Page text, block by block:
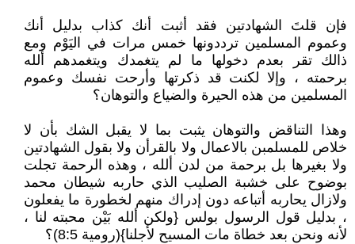
فإن قلتَ الشهادتين فقد أثبت أنك كذاب بدليل أنك
وعموم المسلمين ترددونها خمس مرات في اليَوْم ومع
ذالك تقر بعدم دخولها ما لم يتغمدك ويتغمدهم ألله
برحمته ، وإلا لكنت قد ذكرتها وأرحت نفسك وعموم
المسلمين من هذه الحيرة والضياع والتوهان؟
وهذا التناقض والتوهان يثبت بما لا يقبل الشك بأن لا
خلاص للمسلمبن بالاعمال ولا بالقرأن ولا بقول الشهادتين
ولا بغيرها بل برحمة من لدن ألله ، وهذه الرحمة تجلت
بوضوح على خشبة الصليب الذي حاربه شيطان محمد
ولازال يحاربه أتباعه دون إدراك منهم لخطورة ما يفعلون
، بدليل قول الرسول بولس {ولكن ألله بَيْن محبته لنا ،
لأنه ونحن بعد خطاة مات المسيح لأجلنا}(رومية 8:5)؟